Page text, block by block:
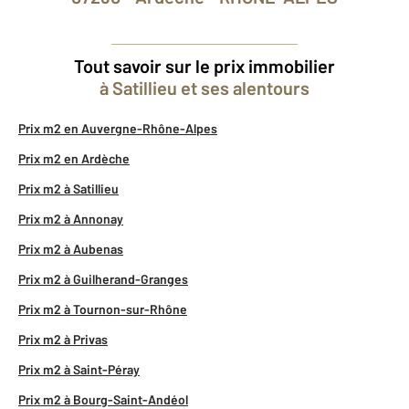
Tout savoir sur le prix immobilier
à Satillieu et ses alentours
Prix m2 en Auvergne-Rhône-Alpes
Prix m2 en Ardèche
Prix m2 à Satillieu
Prix m2 à Annonay
Prix m2 à Aubenas
Prix m2 à Guilherand-Granges
Prix m2 à Tournon-sur-Rhône
Prix m2 à Privas
Prix m2 à Saint-Péray
Prix m2 à Bourg-Saint-Andéol